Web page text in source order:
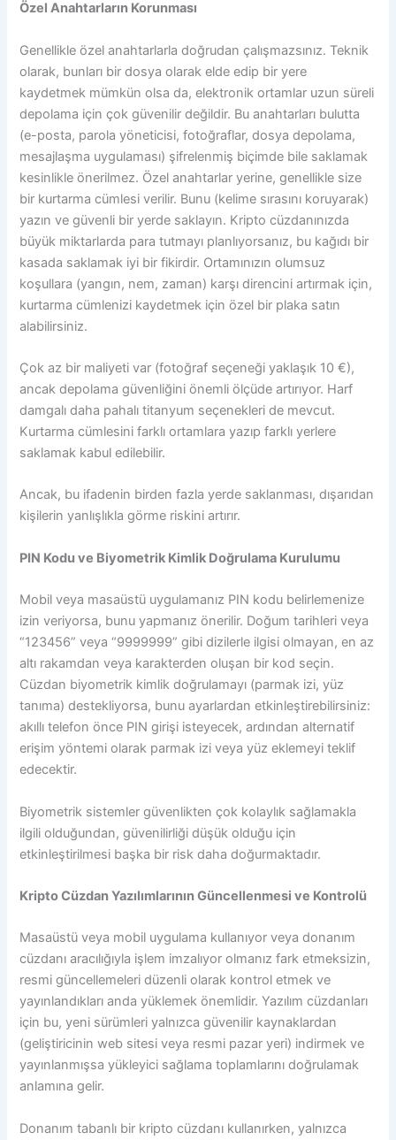
Özel Anahtarların Korunması
Genellikle özel anahtarlarla doğrudan çalışmazsınız. Teknik
olarak, bunları bir dosya olarak elde edip bir yere
kaydetmek mümkün olsa da, elektronik ortamlar uzun süreli
depolama için çok güvenilir değildir. Bu anahtarları bulutta
(e-posta, parola yöneticisi, fotoğraflar, dosya depolama,
mesajlaşma uygulaması) şifrelenmiş biçimde bile saklamak
kesinlikle önerilmez. Özel anahtarlar yerine, genellikle size
bir kurtarma cümlesi verilir. Bunu (kelime sırasını koruyarak)
yazın ve güvenli bir yerde saklayın. Kripto cüzdanınızda
büyük miktarlarda para tutmayı planlıyorsanız, bu kağıdı bir
kasada saklamak iyi bir fikirdir. Ortamınızın olumsuz
koşullara (yangın, nem, zaman) karşı direncini artırmak için,
kurtarma cümlenizi kaydetmek için özel bir plaka satın
alabilirsiniz.
Çok az bir maliyeti var (fotoğraf seçeneği yaklaşık 10 €),
ancak depolama güvenliğini önemli ölçüde artırıyor. Harf
damgalı daha pahalı titanyum seçenekleri de mevcut.
Kurtarma cümlesini farklı ortamlara yazıp farklı yerlere
saklamak kabul edilebilir.
Ancak, bu ifadenin birden fazla yerde saklanması, dışarıdan
kişilerin yanlışlıkla görme riskini artırır.
PIN Kodu ve Biyometrik Kimlik Doğrulama Kurulumu
Mobil veya masaüstü uygulamanız PIN kodu belirlemenize
izin veriyorsa, bunu yapmanız önerilir. Doğum tarihleri ​​veya
“123456” veya “9999999” gibi dizilerle ilgisi olmayan, en az
altı rakamdan veya karakterden oluşan bir kod seçin.
Cüzdan biyometrik kimlik doğrulamayı (parmak izi, yüz
tanıma) destekliyorsa, bunu ayarlardan etkinleştirebilirsiniz:
akıllı telefon önce PIN girişi isteyecek, ardından alternatif
erişim yöntemi olarak parmak izi veya yüz eklemeyi teklif
edecektir.
Biyometrik sistemler güvenlikten çok kolaylık sağlamakla
ilgili olduğundan, güvenilirliği düşük olduğu için
etkinleştirilmesi başka bir risk daha doğurmaktadır.
Kripto Cüzdan Yazılımlarının Güncellenmesi ve Kontrolü
Masaüstü veya mobil uygulama kullanıyor veya donanım
cüzdanı aracılığıyla işlem imzalıyor olmanız fark etmeksizin,
resmi güncellemeleri düzenli olarak kontrol etmek ve
yayınlandıkları anda yüklemek önemlidir. Yazılım cüzdanları
için bu, yeni sürümleri yalnızca güvenilir kaynaklardan
(geliştiricinin web sitesi veya resmi pazar yeri) indirmek ve
yayınlanmışsa yükleyici sağlama toplamlarını doğrulamak
anlamına gelir.
Donanım tabanlı bir kripto cüzdanı kullanırken, yalnızca